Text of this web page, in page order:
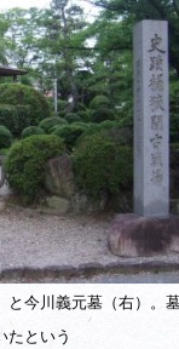
と今川義元墓（右）
たという